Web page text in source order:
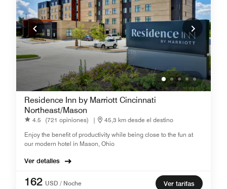
Residence Inn by Marriott Cincinnati
Northeast/Mason
4.5 (721 opiniones) |
45,3 km desde el destino
Enjoy the benefit of productivity while being close to the fun at
our modern hotel in Mason, Ohio
Ver detalles
162 USD / Noche
Ver tarifas